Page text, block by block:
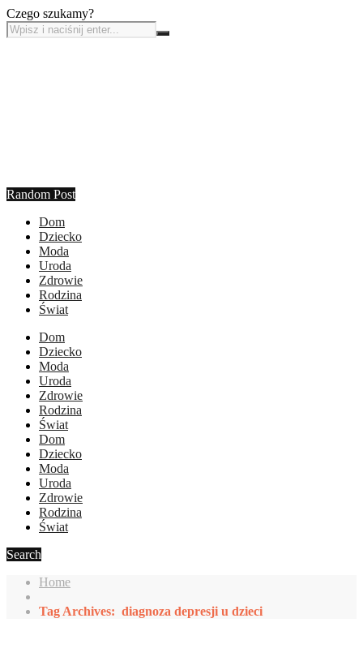
Czego szukamy?
Random Post
Dom
Dziecko
Moda
Uroda
Zdrowie
Rodzina
Świat
Dom
Dziecko
Moda
Uroda
Zdrowie
Rodzina
Świat
Dom
Dziecko
Moda
Uroda
Zdrowie
Rodzina
Świat
Search
Home
Tag Archives: diagnoza depresji u dzieci